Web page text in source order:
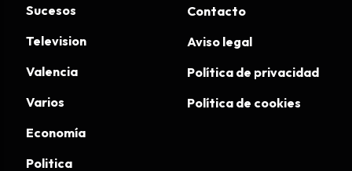
Sucesos
Television
Valencia
Varios
Economía
Politica
Contacto
Aviso legal
Política de privacidad
Política de cookies